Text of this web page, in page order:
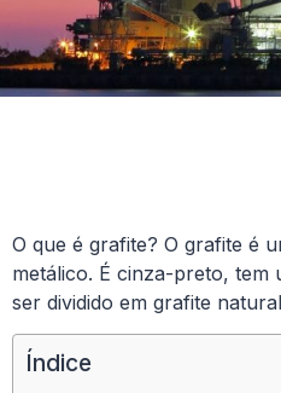
O que é grafite? O grafite é
metálico. É cinza-preto, tem
ser dividido em grafite
Índice